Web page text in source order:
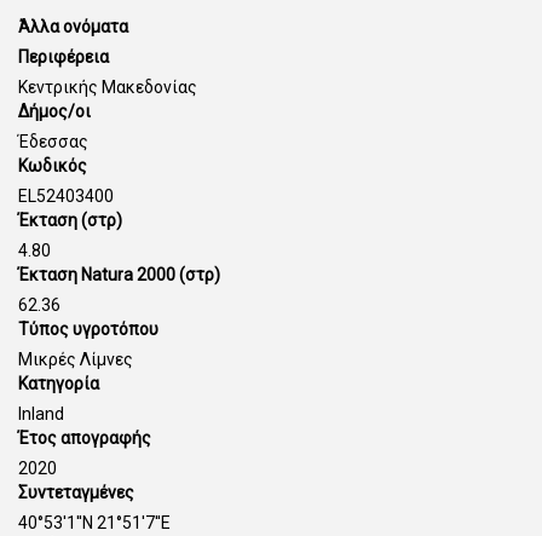
Άλλα ονόματα
Περιφέρεια
Κεντρικής Μακεδονίας
Δήμος/οι
Έδεσσας
Κωδικός
EL52403400
Έκταση (στρ)
4.80
Έκταση Natura 2000 (στρ)
62.36
Τύπος υγροτόπου
Μικρές Λίμνες
Κατηγορία
Inland
Έτος απογραφής
2020
Συντεταγμένες
40°53'1''N 21°51'7''E